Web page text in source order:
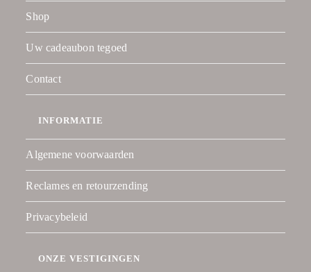
Shop
Uw cadeaubon tegoed
Contact
INFORMATIE
Algemene voorwaarden
Reclames en retourzending
Privacybeleid
ONZE VESTIGINGEN